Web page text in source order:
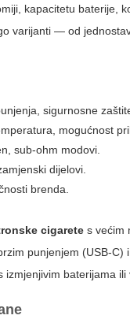
kapacitetu baterije,
varijanti — od
sigurnosne
mogućnost
sub-ohm modovi.
dijelovi.
brenda.
cigarete s većim
punjenjem (USB-
baterijama